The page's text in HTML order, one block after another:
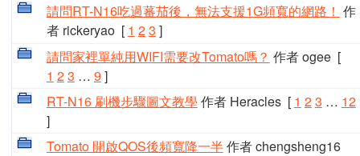
請問RT-N16吃過蕃茄後，無法支援1G頻寬的網路！ 作
者 rickeryao[ 1 23 ]
請問家裡單純用WIFI需要改Tomato嗎？ 作者 ogee[
1 23 … 9 ]
RT-N16 刷機步驟圖文教學作者 Heracles[ 1 23 … 12
]
Tomato 開啟QOS後頻寬降一半作者 chengsheng16